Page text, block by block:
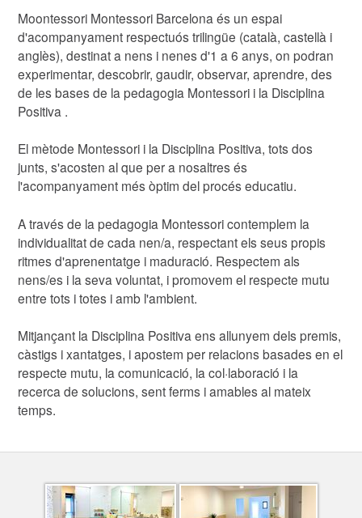
Moontessori Montessori Barcelona és un espai
d'acompanyament respectuós trilingüe (català, castellà i
anglès), destinat a nens i nenes d'1 a 6 anys, on podran
experimentar, descobrir, gaudir, observar, aprendre, des
de les bases de la pedagogia Montessori i la Disciplina
Positiva .
El mètode Montessori i la Disciplina Positiva, tots dos
junts, s'acosten al que per a nosaltres és
l'acompanyament més òptim del procés educatiu.
A través de la pedagogia Montessori contemplem la
individualitat de cada nen/a, respectant els seus propis
ritmes d'aprenentatge i maduració. Respectem als
nens/es i la seva voluntat, i promovem el respecte mutu
entre tots i totes i amb l'ambient.
Mitjançant la Disciplina Positiva ens allunyem dels premis,
càstigs i xantatges, i apostem per relacions basades en el
respecte mutu, la comunicació, la col·laboració i la
recerca de solucions, sent ferms i amables al mateix
temps.